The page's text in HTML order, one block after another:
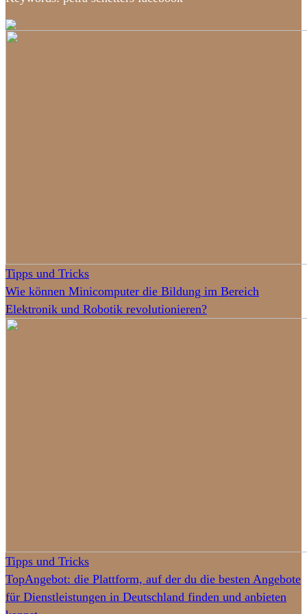
Tipps und Tricks
Wie können Minicomputer die Bildung im Bereich
Elektronik und Robotik revolutionieren?
Tipps und Tricks
TopAngebot: die Plattform, auf der du die besten Angebote
für Dienstleistungen in Deutschland finden und anbieten